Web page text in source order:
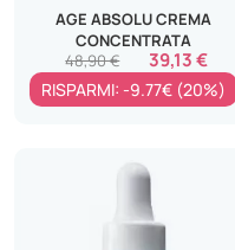
AGE ABSOLU CREMA
CONCENTRATA
39,13 €
48,90 €
RISPARMI: -9.77€ (20%)